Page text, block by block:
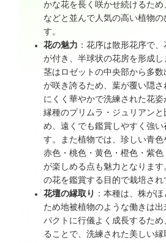
かな花を長く咲かせ続けるた
などと並んで人気の高い植物の
す。
花の魅力 ：花序は散形花序で
が付き、半球状の花房を形成
茎はロゼットの中央部から多
が咲き誇るため、葉が覆い隠
にくく華やかで洗練された花
縁種のプリムラ・ジュリアン
め、遠くでも鑑賞しやすく強い
す。また植物では、珍しい青色
赤色・桃色・黄色・橙色・紫
が楽しめる点も魅力となります
の花を鑑賞する目的で栽培され
花壇の縁取り
：本種は、株が
ため地被植物のような働きは
パクトに行儀よく成長するた
ることで、洗練された美しい